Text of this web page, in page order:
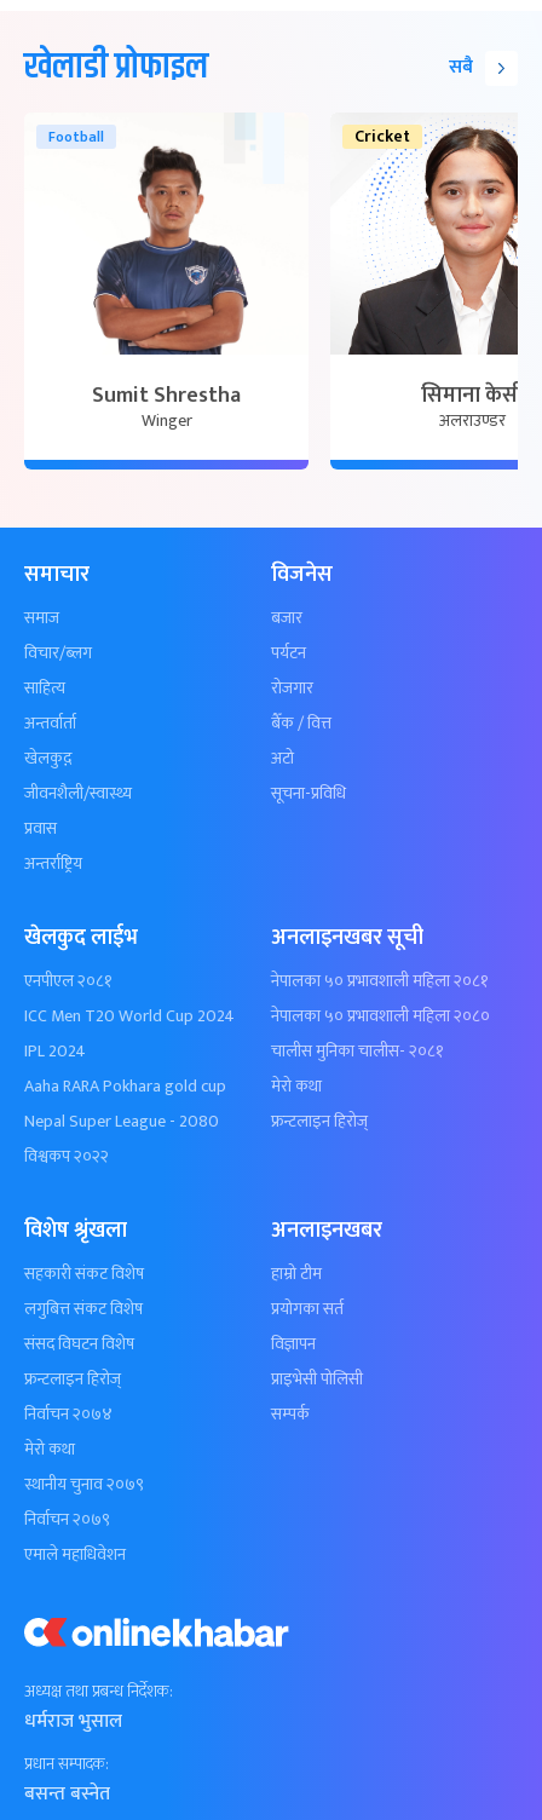
खेलाडी प्रोफाइल सबै
Football
Sumit Shrestha
Winger
Cricket
सिमाना केसी
अलराउण्डर
अध्यक्ष तथा प्रबन्ध निर्देशक:
धर्मराज भुसाल
प्रधान सम्पादक:
बसन्त बस्नेत
समाचार
समाज
विचार/ब्लग
साहित्य
अन्तर्वार्ता
खेलकुद़़
जीवनशैली/स्वास्थ्य
प्रवास
अन्तर्राष्ट्रिय
विजनेस
बजार
पर्यटन
रोजगार
बैँक / वित्त
अटो
सूचना-प्रविधि
खेलकुद लाईभ
एनपीएल २०८१
ICC Men T20 World Cup 2024
IPL 2024
Aaha RARA Pokhara gold cup
Nepal Super League - 2080
विश्वकप २०२२
अनलाइनखबर सूची
नेपालका ५० प्रभावशाली महिला २०८१
नेपालका ५० प्रभावशाली महिला २०८०
चालीस मुनिका चालीस- २०८१
मेरो कथा
फ्रन्टलाइन हिरोज्
विशेष श्रृंखला
सहकारी संकट विशेष
लगुबित्त संकट विशेष
संसद विघटन विशेष
फ्रन्टलाइन हिरोज्
निर्वाचन २०७४
मेरो कथा
स्थानीय चुनाव २०७९
निर्वाचन २०७९
एमाले महाधिवेशन
अनलाइनखबर
हाम्रो टीम
प्रयोगका सर्त
विज्ञापन
प्राइभेसी पोलिसी
सम्पर्क